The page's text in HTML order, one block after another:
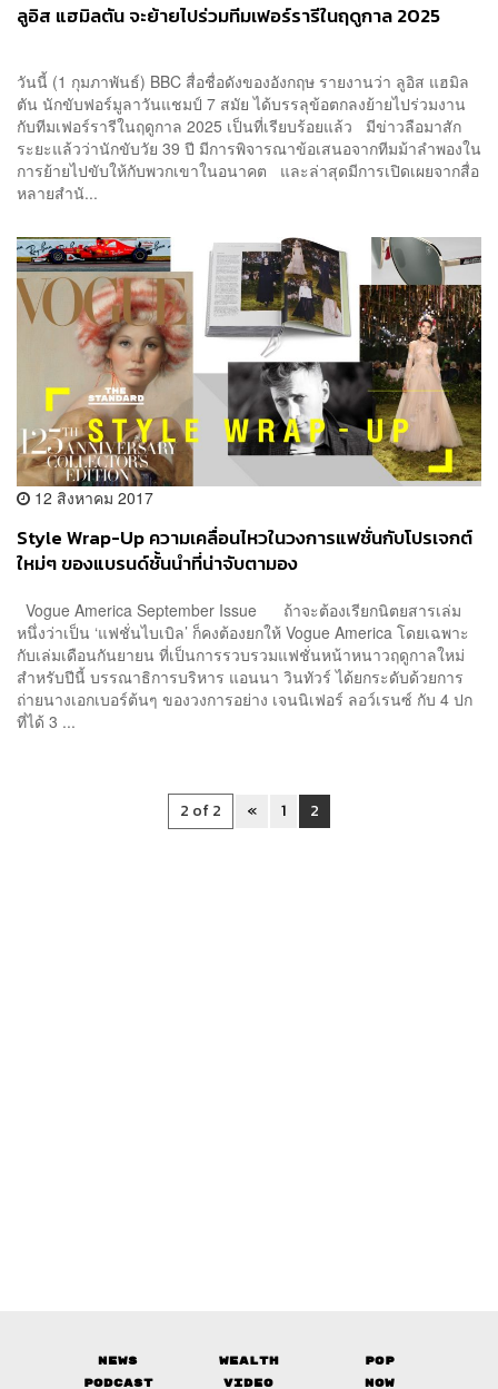
ลูอิส แฮมิลตัน จะย้ายไปร่วมทีมเฟอร์รารีในฤดูกาล 2025
วันนี้ (1 กุมภาพันธ์) BBC สื่อชื่อดังของอังกฤษ รายงานว่า ลูอิส แฮมิล
ตัน นักขับฟอร์มูลาวันแชมป์ 7 สมัย ได้บรรลุข้อตกลงย้ายไปร่วมงาน
กับทีมเฟอร์รารีในฤดูกาล 2025 เป็นที่เรียบร้อยแล้ว มีข่าวลือมาสัก
ระยะแล้วว่านักขับวัย 39 ปี มีการพิจารณาข้อเสนอจากทีมม้าลำพองใน
การย้ายไปขับให้กับพวกเขาในอนาคต และล่าสุดมีการเปิดเผยจากสื่อ
หลายสำนั...
12 สิงหาคม 2017
Style Wrap-Up ความเคลื่อนไหวในวงการแฟชั่นกับโปรเจกต์
ใหม่ๆ ของแบรนด์ชั้นนำที่น่าจับตามอง
Vogue America September Issue ถ้าจะต้องเรียกนิตยสารเล่ม
หนึ่งว่าเป็น ‘แฟชั่นไบเบิล’ ก็คงต้องยกให้ Vogue America โดยเฉพาะ
กับเล่มเดือนกันยายน ที่เป็นการรวบรวมแฟชั่นหน้าหนาวฤดูกาลใหม่
สำหรับปีนี้ บรรณาธิการบริหาร แอนนา วินทัวร์ ได้ยกระดับด้วยการ
ถ่ายนางเอกเบอร์ต้นๆ ของวงการอย่าง เจนนิเฟอร์ ลอว์เรนซ์ กับ 4 ปก
ที่ได้ 3 ...
2 of 2 « 1 2
News Wealth
Pop
Podcast
Video Now